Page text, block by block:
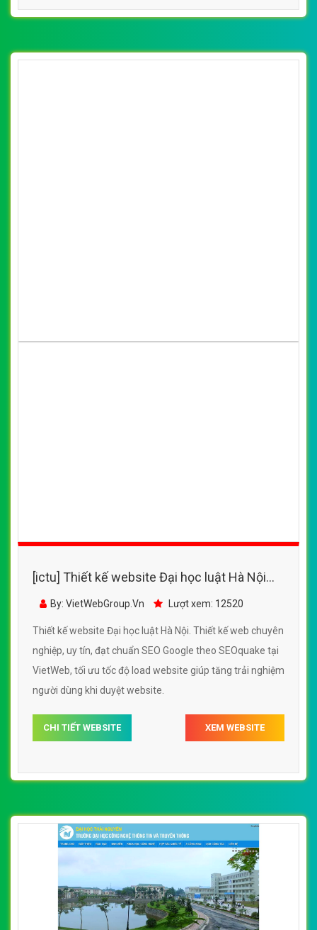
[ictu] Thiết kế website Đại học luật Hà Nội
đẹp SEO nhanh hiệu quả
By: VietWebGroup.Vn Lượt xem: 12520
Thiết kế website Đại học luật Hà Nội. Thiết kế web chuyên
nghiệp, uy tín, đạt chuẩn SEO Google theo SEOquake tại
VietWeb, tối ưu tốc độ load website giúp tăng trải nghiệm
người dùng khi duyệt website.
CHI TIẾT WEBSITE XEM WEBSITE